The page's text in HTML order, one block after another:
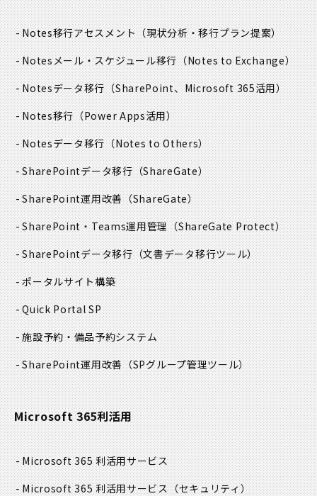
Notes移行アセスメント（現状分析・移行プラン提案）
Notesメール・スケジュール移行（Notes to Exchange）
Notesデータ移行（SharePoint、Microsoft 365活用）
Notes移行（Power Apps活用）
Notesデータ移行（Notes to Others）
SharePointデータ移行（ShareGate）
SharePoint運用改善（ShareGate）
SharePoint・Teams運用管理（ShareGate Protect）
SharePointデータ移行（文書データ移行ツール）
ポータルサイト構築
Quick Portal SP
施設予約・備品予約システム
SharePoint運用改善（SPグループ管理ツール）
Microsoft 365利活用
Microsoft 365 利活用サービス
Microsoft 365 利活用サービス（セキュリティ）